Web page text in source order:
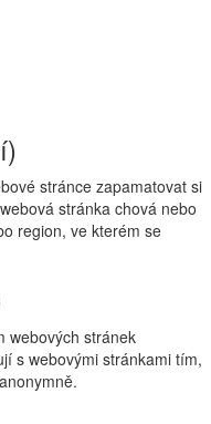
stránce zapamatovat si
stránka chová nebo
region, ve kterém se
webových stránek
s webovými stránkami tím,